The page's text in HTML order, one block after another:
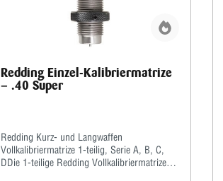
Redding Einzel-Kalibriermatrize
– .40 Super
Redding Kurz- und Langwaffen
Vollkalibriermatrize 1-teilig, Serie A, B, C,
DDie 1-teilige Redding Vollkalibriermatrize